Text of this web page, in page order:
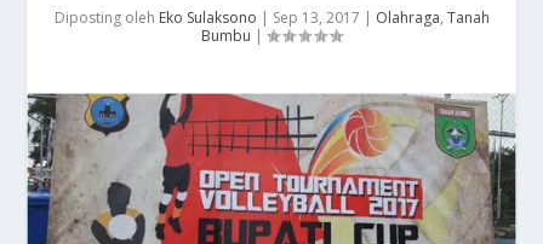
Diposting oleh Eko Sulaksono | Sep 13, 2017 | Olahraga, Tanah
Bumbu |